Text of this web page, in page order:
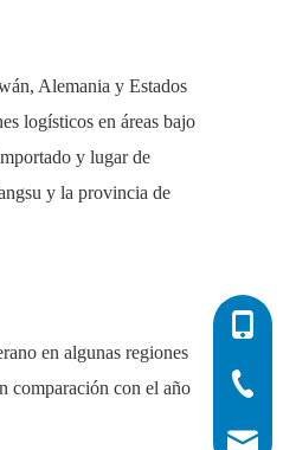
Alemania y Estados
logísticos en áreas bajo
y lugar de
y la provincia de
en algunas regiones
comparación con el año
0086-
0086-
0086-